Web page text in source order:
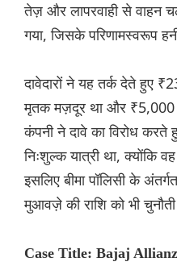
तेज़ और लापरवाही से वाहन
गया, जिसके परिणामस्वरूप
दावेदारों ने यह तर्क देते हुए
मृतक मज़दूर था और ₹5,000
कंपनी ने दावे का विरोध करते
निःशुल्क यात्री था, क्योंकि
इसलिए बीमा पॉलिसी के
मुआवज़े की राशि को भी चुनौती
Case Title: Bajaj